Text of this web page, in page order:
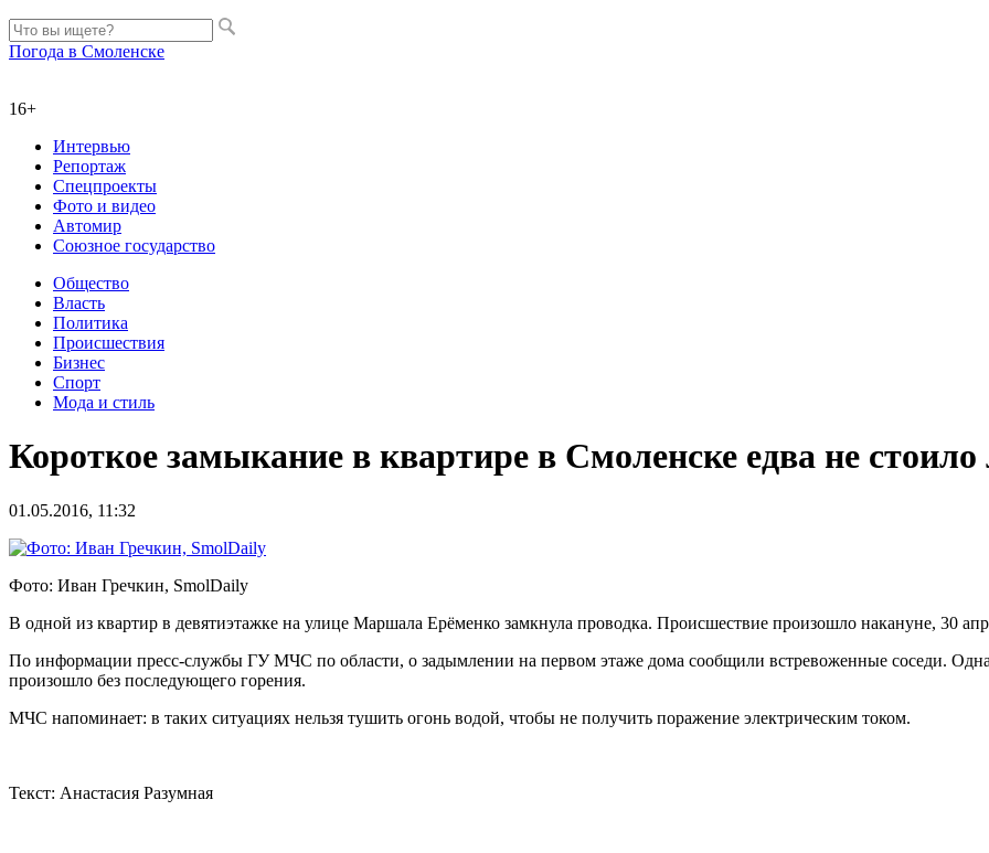
Погода в Смоленске
16+
Интервью
Репортаж
Спецпроекты
Фото и видео
Автомир
Союзное государство
Общество
Власть
Политика
Происшествия
Бизнес
Спорт
Мода и стиль
Короткое замыкание в квартире в Смоленске едва не
01.05.2016, 11:32
Фото: Иван Гречкин, SmolDaily
В одной из квартир в девятиэтажке на улице Маршала Ерёменко замкнула проводка. Происшествие произошло накануне, 30
По информации пресс-службы ГУ МЧС по области, о задымлении на первом этаже дома сообщили встревоженные соседи.
произошло без последующего горения.
МЧС напоминает: в таких ситуациях нельзя тушить огонь водой, чтобы не получить поражение электрическим током.
Текст: Анастасия Разумная